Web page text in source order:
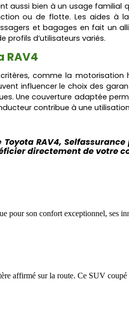
aussi bien à un usage
ou de flotte. Les aides à
et bagages en fait un
profils d’utilisateurs variés.
RAV4
comme la
influencer le choix des
Une couverture adaptée
contribue à une
RAV4,
directement de votre
pour son confort exceptionnel, ses
affirmé sur la route. Ce SUV